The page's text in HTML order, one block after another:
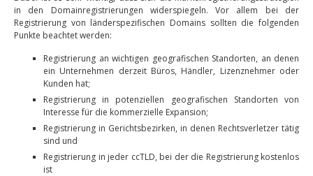
in den Domainregistrierungen widerspiegeln. Vor allem bei der
Registrierung von länderspezifischen Domains sollten die folgenden
Punkte beachtet werden:
Registrierung an wichtigen geografischen Standorten, an denen
ein Unternehmen derzeit Büros, Händler, Lizenznehmer oder
Kunden hat;
Registrierung in potenziellen geografischen Standorten von
Interesse für die kommerzielle Expansion;
Registrierung in Gerichtsbezirken, in denen Rechtsverletzer tätig
sind und
Registrierung in jeder ccTLD, bei der die Registrierung kostenlos
ist